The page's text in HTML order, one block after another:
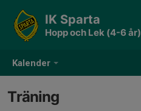
Kalender
IK Sparta
Hopp och Lek (4-6 år)
Träning